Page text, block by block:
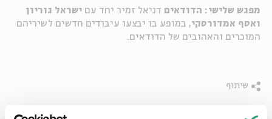
מפגש שלישי: הדודאים דניאל זמיר יחד עם ישראל גוריון
ואסף אמדורסקי, במופע בו יבצעו עיבודים חדשים לשיריהם
המוכרים והאהובים של הדודאים.
שיתוף